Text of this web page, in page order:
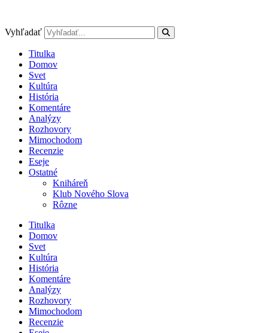
obsah
Vyhľadať
Titulka
Domov
Svet
Kultúra
História
Komentáre
Analýzy
Rozhovory
Mimochodom
Recenzie
Eseje
Ostatné
Kniháreň
Klub Nového Slova
Rôzne
Titulka
Domov
Svet
Kultúra
História
Komentáre
Analýzy
Rozhovory
Mimochodom
Recenzie